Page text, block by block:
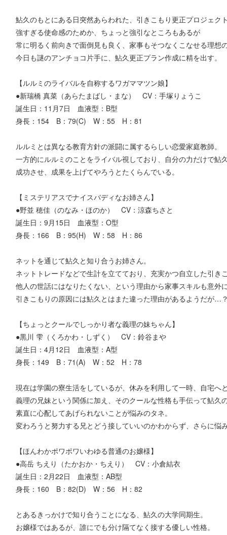
鮎久のもとにある日突然あらわれた、引きこもり更正プロジェク
強すぎる使命感のためか、ちょっと強引なところもあるが
常に明るく前向きで面倒見も良く、家事もそつなくこなせる理想
今日も謎のアンチョコ片手に、鮎久更正プラン作成に精を出す。
【ルルミのライバルを自称するワガママツン娘】
●新瑞橋 真菜（あらたまばし・まな） CV：手塚りょうこ
誕生日：11月7日 血液型：B型
身長：154 B：79(C) W：55 H：81
ルルミとは異なる教育方針の派闘に属するらしい恋愛家庭教師。
一方的にルルミのことをライバル視しており、自分の力だけで鮎
成功させ、成果を上げてやろうとたくらんでいる。
【ミステリアスでナイスバディなお姉さん】
●野並 穂佳（のなみ・ほのか） CV：涼森ちさと
誕生日：9月15日 血液型：O型
身長：166 B：95(H) W：58 H：86
ネットを通じて鮎久と知り合うお姉さん。
ネットトレードなどで生計を立てており、充実かつ自立した引き
他人の世話にはなりたくない、という理由から家事スキルも意外
引きこもりの原因には鮎久とはまた違った理由があるようだが…
【ちょっとクールでしっかり者な義理の妹ちゃん】
●黒川 雫（くろかわ・しずく） CV：鈴谷まや
誕生日：4月12日 血液型：A型
身長：149 B：71(A) W：52 H：78
現在は学園の寮生活をしているが、休みを利用して一時、自宅へ
義理の兄妹という関係に加え、そのクールな性格も手伝って鮎久
素直に心配してあげられないことが悩みのタネ。
変わろうと努力する兄とどう接していいのかわからず、さらに悩
【ほんわかポワポワいわゆる普通のお嬢様】
●高岳 ちえり（たかおか・ちえり） CV：小倉結衣
誕生日：2月22日 血液型：AB型
身長：160 B：82(D) W：56 H：82
とあるきっかけで知り合うことになる、鮎久の大学同期生。
お嬢様ではあるが、誰にでも分け隔てなく接する優しい性格。